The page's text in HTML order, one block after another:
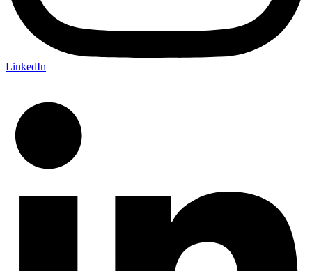
LinkedIn